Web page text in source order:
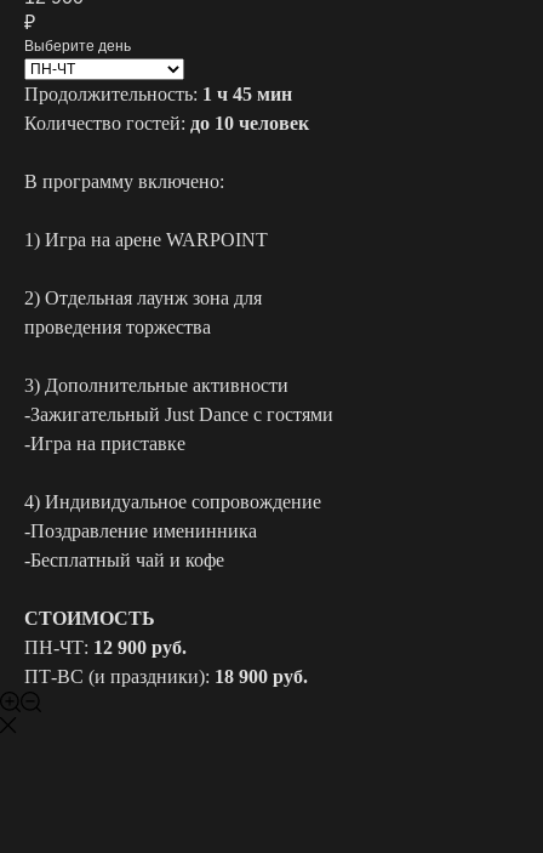
₽
Выберите день
Продолжительность: 1 ч 45 мин
Количество гостей: до 10 человек
В программу включено:
1) Игра на арене WARPOINT
2) Отдельная лаунж зона для
проведения торжества
3) Дополнительные активности
-Зажигательный Just Dance с гостями
-Игра на приставке
4) Индивидуальное сопровождение
-Поздравление именинника
-Бесплатный чай и кофе
СТОИМОСТЬ
ПН-ЧТ: 12 900 руб.
ПТ-ВС (и праздники): 18 900 руб.